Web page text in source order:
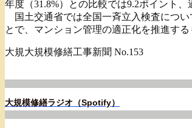
年度（31.8%）との比較では9.2ポイント
国土交通省では全国一斉立入検査につい
とで、マンション管理の適正化を推進す
大規大規模修繕工事新聞 No.153
大規模修繕ラジオ（Spotify）